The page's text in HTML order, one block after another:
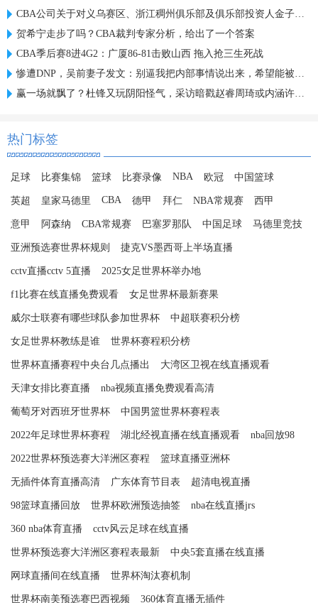
CBA公司关于对义乌赛区、浙江稠州俱乐部及俱乐部投资人金子军处罚的函
贺希宁走步了吗？CBA裁判专家分析，给出了一个答案
CBA季后赛8进4G2：广厦86-81击败山西 拖入抢三生死战
惨遭DNP，吴前妻子发文：别逼我把内部事情说出来，希望能被尊重
赢一场就飘了？杜锋又玩阴阳怪气，采访暗戳赵睿周琦或内涵许利民
热门标签
足球 比赛集锦 篮球 比赛录像 NBA 欧冠 中国篮球
英超 皇家马德里 CBA 德甲 拜仁 NBA常规赛 西甲
意甲 阿森纳 CBA常规赛 巴塞罗那队 中国足球 马德里竞技
亚洲预选赛世界杯规则 捷克VS墨西哥上半场直播
cctv直播cctv 5直播 2025女足世界杯举办地
f1比赛在线直播免费观看 女足世界杯最新赛果
威尔士联赛有哪些球队参加世界杯 中超联赛积分榜
女足世界杯教练是谁 世界杯赛程积分榜
世界杯直播赛程中央台几点播出 大湾区卫视在线直播观看
天津女排比赛直播 nba视频直播免费观看高清
葡萄牙对西班牙世界杯 中国男篮世界杯赛程表
2022年足球世界杯赛程 湖北经视直播在线直播观看 nba回放98
2022世界杯预选赛大洋洲区赛程 篮球直播亚洲杯
无插件体育直播高清 广东体育节目表 超清电视直播
98篮球直播回放 世界杯欧洲预选抽签 nba在线直播jrs
360 nba体育直播 cctv风云足球在线直播
世界杯预选赛大洋洲区赛程表最新 中央5套直播在线直播
网球直播间在线直播 世界杯淘汰赛机制
世界杯南美预选赛巴西视频 360体育直播无插件